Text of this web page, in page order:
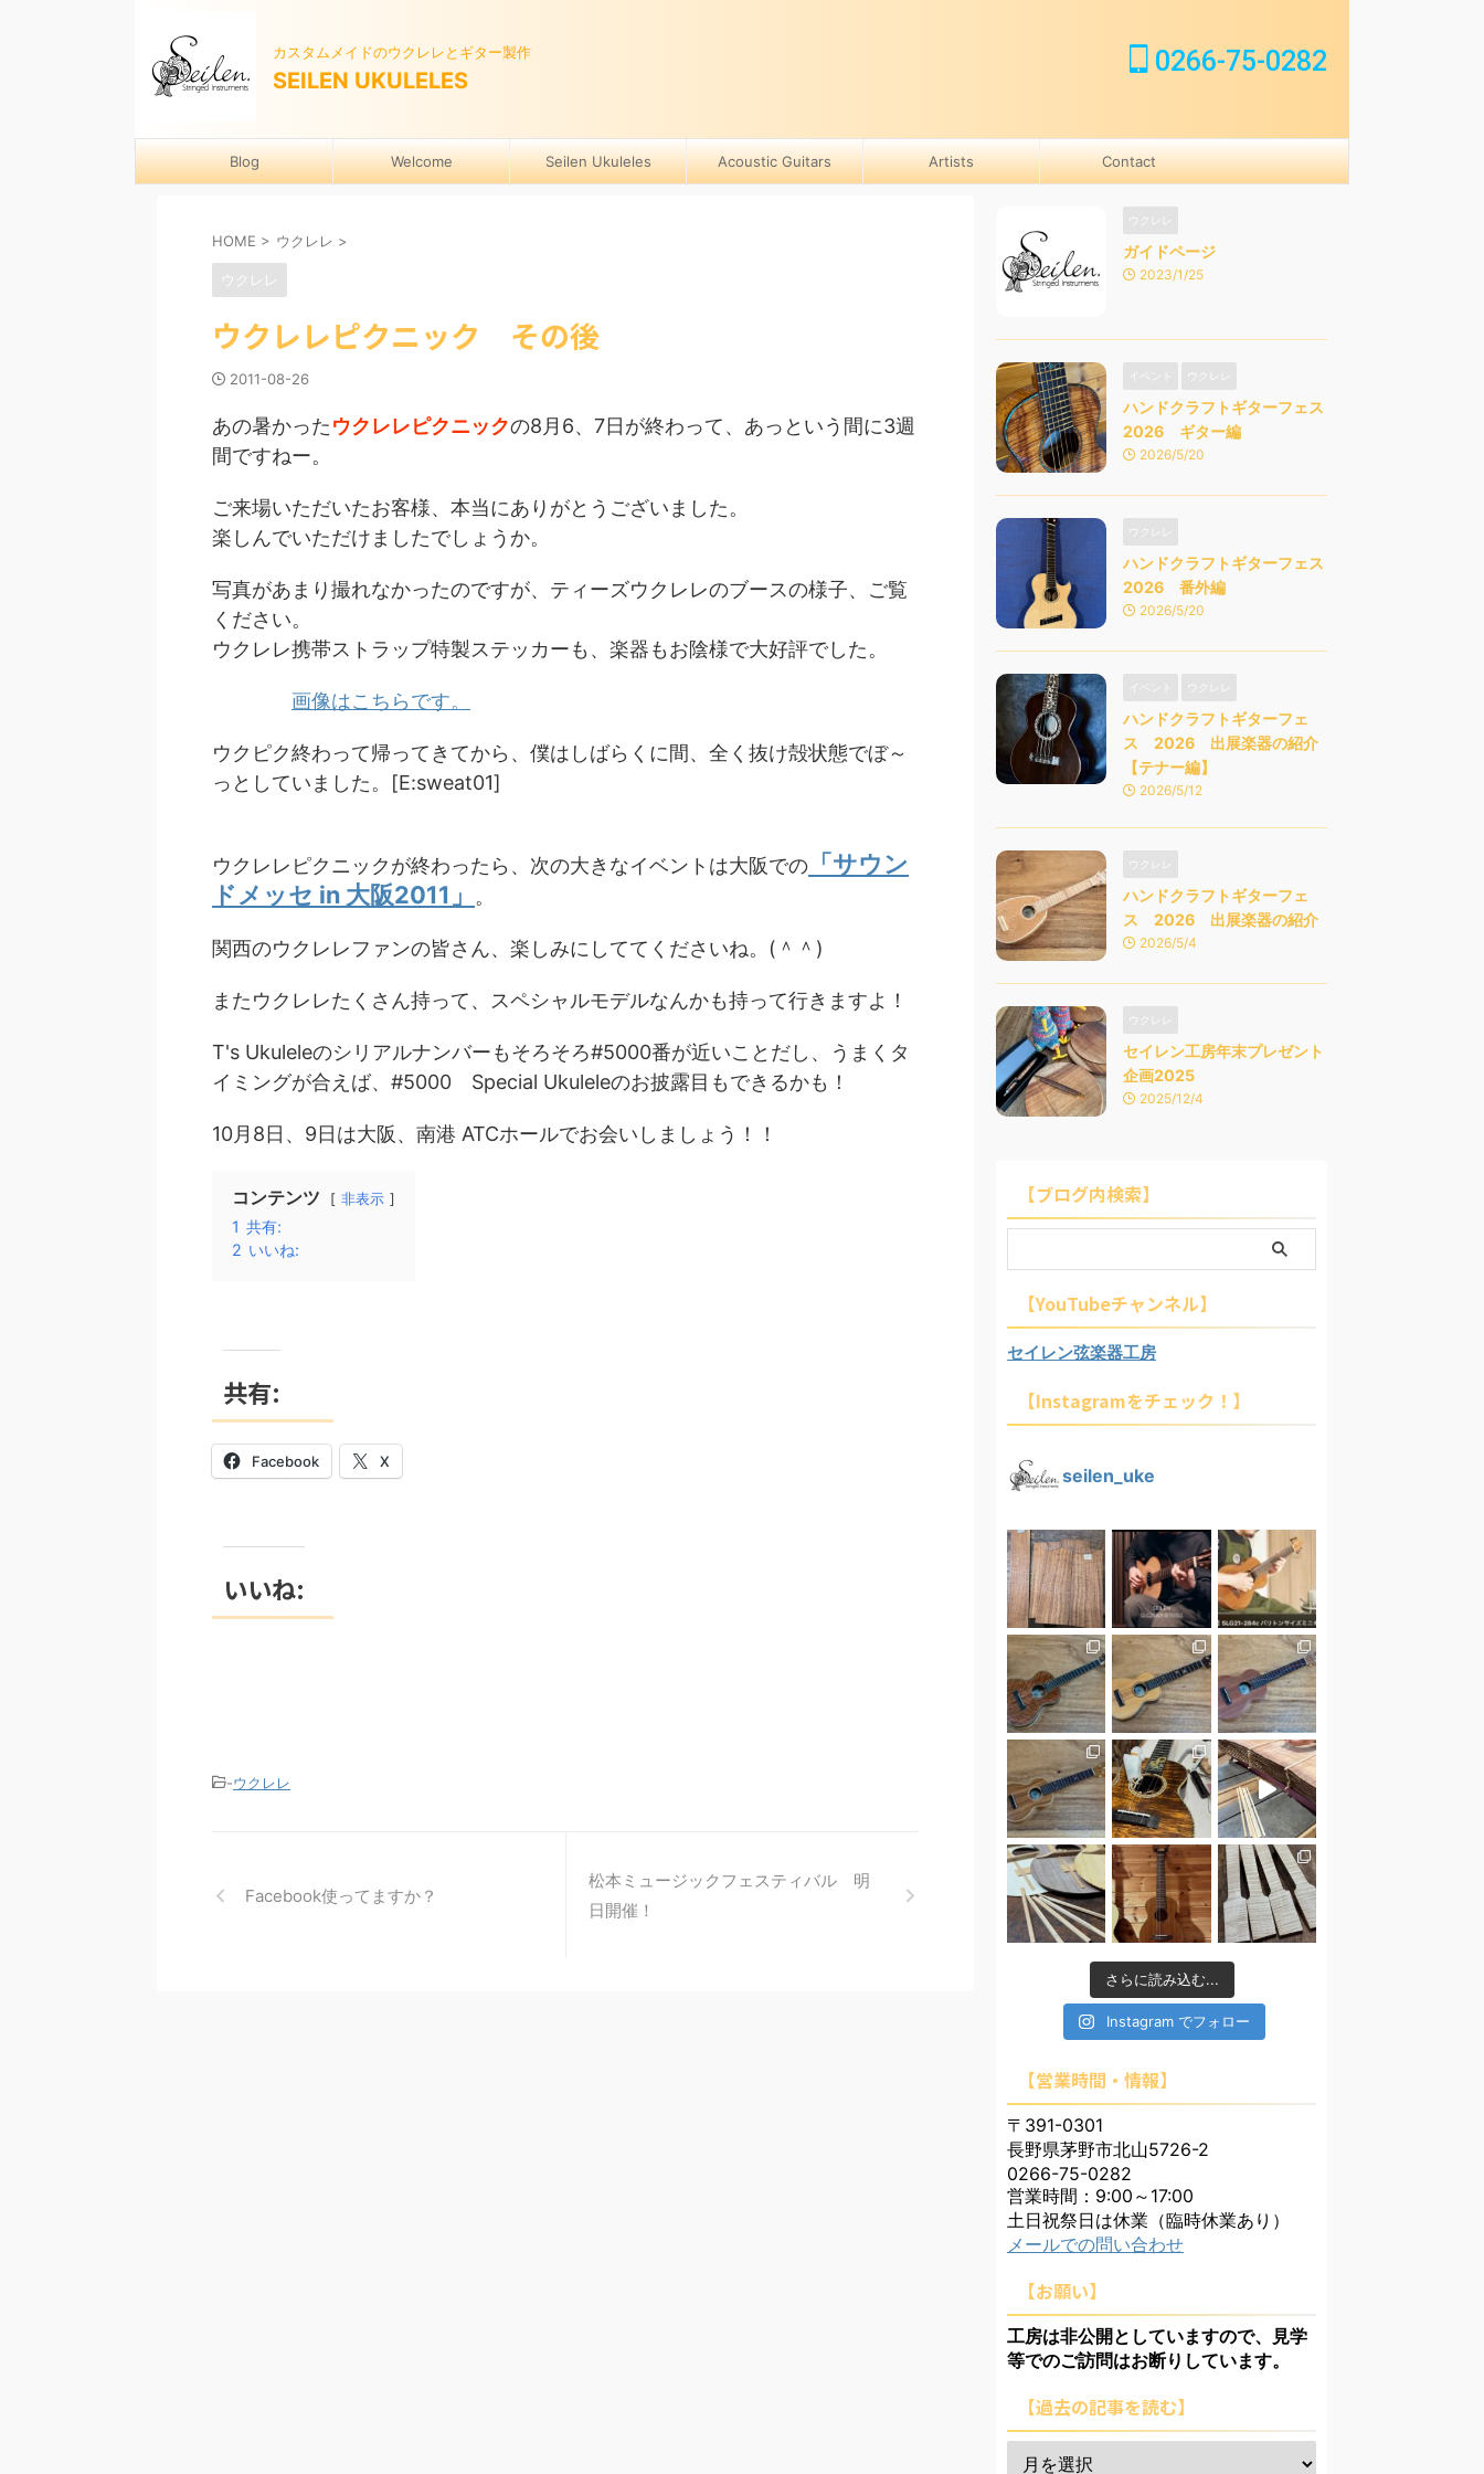
カスタムメイドのウクレレとギター製作
SEILEN UKULELES
0266-75-0282
Blog Welcome Seilen Ukuleles Acoustic Guitars Artists Contact
HOME > ウクレレ >
ウクレレ
ウクレレピクニック その後
2011-08-26
あの暑かったウクレレピクニックの8月6、7日が終わって、あっという間に3週
間ですねー。
ご来場いただいたお客様、本当にありがとうございました。
楽しんでいただけましたでしょうか。
写真があまり撮れなかったのですが、ティーズウクレレのブースの様子、ご覧
ください。
ウクレレ携帯ストラップ特製ステッカーも、楽器もお陰様で大好評でした。
画像はこちらです。
ウクピク終わって帰ってきてから、僕はしばらくに間、全く抜け殻状態でぼ～
っとしていました。[E:sweat01]
ウクレレピクニックが終わったら、次の大きなイベントは大阪での
「サウン
ドメッセ in 大阪2011」
。
関西のウクレレファンの皆さん、楽しみにしててくださいね。(＾＾)
またウクレレたくさん持って、スペシャルモデルなんかも持って行きますよ！
T's Ukuleleのシリアルナンバーもそろそろ#5000番が近いことだし、うまくタ
イミングが合えば、#5000 Special Ukuleleのお披露目もできるかも！
10月8日、9日は大阪、南港 ATCホールでお会いしましょう！！
コンテンツ 非表示
1 共有:
2 いいね:
共有:
Facebook X
いいね:
-ウクレレ
Facebook使ってますか？
松本ミュージックフェスティバル 明
日開催！
ガイドページ
2023/1/25
ハンドクラフトギターフェス
2026 ギター編
2026/5/20
ハンドクラフトギターフェス
2026 番外編
2026/5/20
ハンドクラフトギターフェ
ス 2026 出展楽器の紹介
【テナー編】
2026/5/12
ハンドクラフトギターフェ
ス 2026 出展楽器の紹介
2026/5/4
セイレン工房年末プレゼント
企画2025
2025/12/4
【ブログ内検索】
【YouTubeチャンネル】
セイレン弦楽器工房
【Instagramをチェック！】
seilen_uke
さらに読み込む...
Instagram でフォロー
【営業時間・情報】
〒391-0301
長野県茅野市北山5726-2
0266-75-0282
営業時間：9:00～17:00
土日祝祭日は休業（臨時休業あり）
メールでの問い合わせ
【お願い】
工房は非公開としていますので、見学
等でのご訪問はお断りしています。
【過去の記事を読む】